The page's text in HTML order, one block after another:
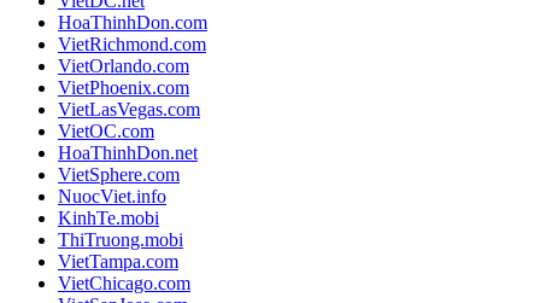
HoaThinhDon.com
VietRichmond.com
VietOrlando.com
VietPhoenix.com
VietLasVegas.com
VietOC.com
HoaThinhDon.net
VietSphere.com
NuocViet.info
KinhTe.mobi
ThiTruong.mobi
VietTampa.com
VietChicago.com